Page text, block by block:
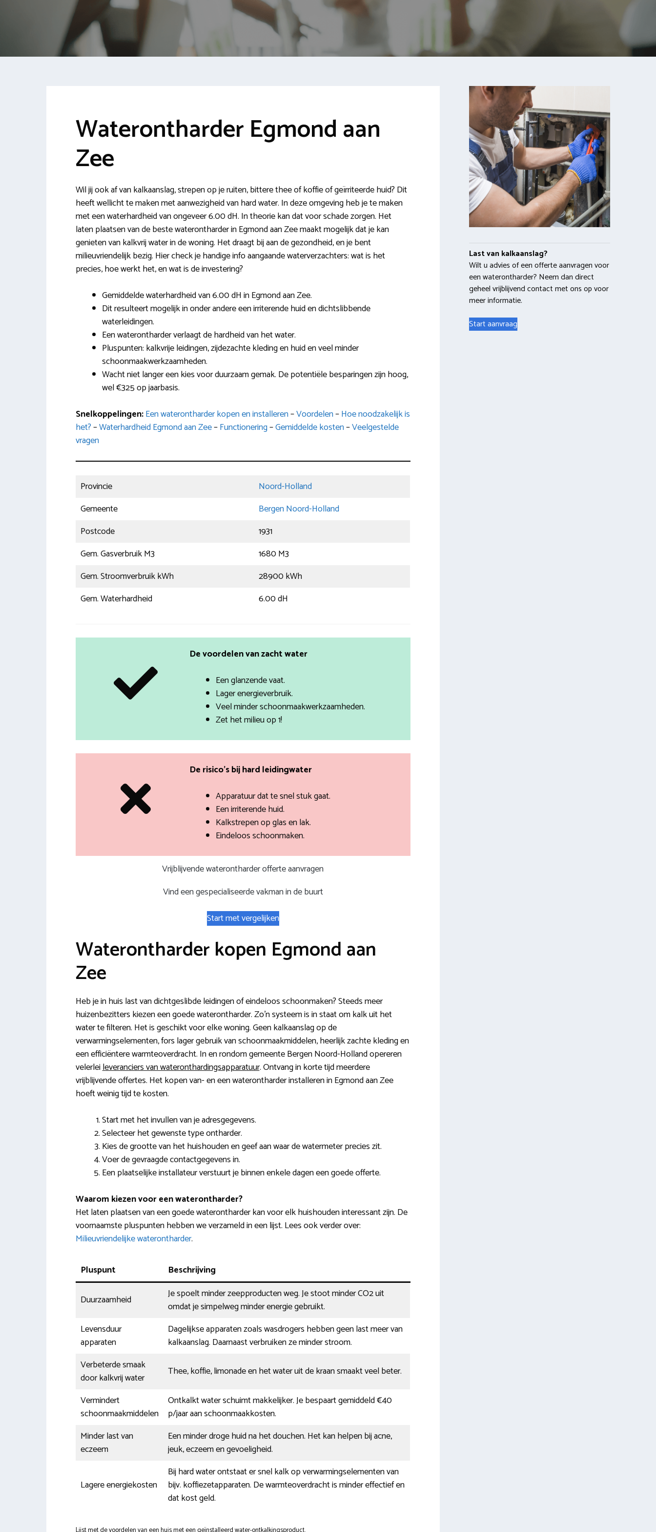
Waterontharder Egmond aan
Zee
Wil jij ook af van kalkaanslag, strepen op je ruiten, bittere thee of koffie of geïrriteerde huid? Dit
heeft wellicht te maken met aanwezigheid van hard water. In deze omgeving heb je te maken
met een waterhardheid van ongeveer 6.00 dH. In theorie kan dat voor schade zorgen. Het
laten plaatsen van de beste waterontharder in Egmond aan Zee maakt mogelijk dat je kan
genieten van kalkvrij water in de woning. Het draagt bij aan de gezondheid, en je bent
milieuvriendelijk bezig. Hier check je handige info aangaande waterverzachters: wat is het
precies, hoe werkt het, en wat is de investering?
Gemiddelde waterhardheid van 6.00 dH in Egmond aan Zee.
Dit resulteert mogelijk in onder andere een irriterende huid en dichtslibbende
waterleidingen.
Een waterontharder verlaagt de hardheid van het water.
Pluspunten: kalkvrije leidingen, zijdezachte kleding en huid en veel minder
schoonmaakwerkzaamheden.
Wacht niet langer een kies voor duurzaam gemak. De potentiële besparingen zijn hoog,
wel €325 op jaarbasis.
Snelkoppelingen:Een waterontharder kopen en installeren–Voordelen–Hoe noodzakelijk is
het?–Waterhardheid Egmond aan Zee–Functionering–Gemiddelde kosten–Veelgestelde
vragen
Provincie
Noord-Holland
Gemeente
Bergen Noord-Holland
Postcode
1931
Gem. Gasverbruik M3
1680 M3
Gem. Stroomverbruik kWh
28900 kWh
Gem. Waterhardheid
6.00 dH
De voordelen van zacht water
Een glanzende vaat.
Lager energieverbruik.
Veel minder schoonmaakwerkzaamheden.
Zet het milieu op 1!
De risico’s bij hard leidingwater
Apparatuur dat te snel stuk gaat.
Een irriterende huid.
Kalkstrepen op glas en lak.
Eindeloos schoonmaken.
Vrijblijvende waterontharder offerte aanvragen
Vind een gespecialiseerde vakman in de buurt
Start met vergelijken
Waterontharder kopen Egmond aan
Zee
Heb je in huis last van dichtgeslibde leidingen of eindeloos schoonmaken? Steeds meer
huizenbezitters kiezen een goede waterontharder. Zo’n systeem is in staat om kalk uit het
water te filteren. Het is geschikt voor elke woning. Geen kalkaanslag op de
verwarmingselementen, fors lager gebruik van schoonmaakmiddelen, heerlijk zachte kleding en
een efficiëntere warmteoverdracht. In en rondom gemeente Bergen Noord-Holland opereren
velerleileveranciers van wateronthardingsapparatuur. Ontvang in korte tijd meerdere
vrijblijvende offertes. Het kopen van- en een waterontharder installeren in Egmond aan Zee
hoeft weinig tijd te kosten.
Start met het invullen van je adresgegevens.
Selecteer het gewenste type ontharder.
Kies de grootte van het huishouden en geef aan waar de watermeter precies zit.
Voer de gevraagde contactgegevens in.
Een plaatselijke installateur verstuurt je binnen enkele dagen een goede offerte.
Waarom kiezen voor een waterontharder?
Het laten plaatsen van een goede waterontharder kan voor elk huishouden interessant zijn. De
voornaamste pluspunten hebben we verzameld in een lijst. Lees ook verder over:
Milieuvriendelijke waterontharder.
Pluspunt Beschrijving
Duurzaamheid
Je spoelt minder zeepproducten weg. Je stoot minder CO2 uit
omdat je simpelweg minder energie gebruikt.
Levensduur
apparaten
Dagelijkse apparaten zoals wasdrogers hebben geen last meer van
kalkaanslag. Daarnaast verbruiken ze minder stroom.
Verbeterde smaak
door kalkvrij water
Thee, koffie, limonade en het water uit de kraan smaakt veel beter.
Vermindert
schoonmaakmiddelen
Ontkalkt water schuimt makkelijker. Je bespaart gemiddeld €40
p/jaar aan schoonmaakkosten.
Minder last van
eczeem
Een minder droge huid na het douchen. Het kan helpen bij acne,
jeuk, eczeem en gevoeligheid.
Lagere energiekosten
Bij hard water ontstaat er snel kalk op verwarmingselementen van
bijv. koffiezetapparaten. De warmteoverdracht is minder effectief en
dat kost geld.
Lijst met de voordelen van een huis met een geïnstalleerd water-ontkalkingsproduct.
Last van kalkaanslag?
Wilt u advies of een offerte aanvragen voor
een waterontharder? Neem dan direct
geheel vrijblijvend contact met ons op voor
meer informatie.
Start aanvraag